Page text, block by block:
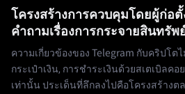
โครงสร้างการควบคุมโดยผู้ก่อ
คำถามเรื่องการกระจายสินทรั
ความเกี่ยวข้องของ Telegram กับคริปโต
กระเป๋าเงิน, การชำระเงินด้วยสเตเบิลค
เท่านั้น ประเด็นที่ลึกลงไปคือโครงสร้างต